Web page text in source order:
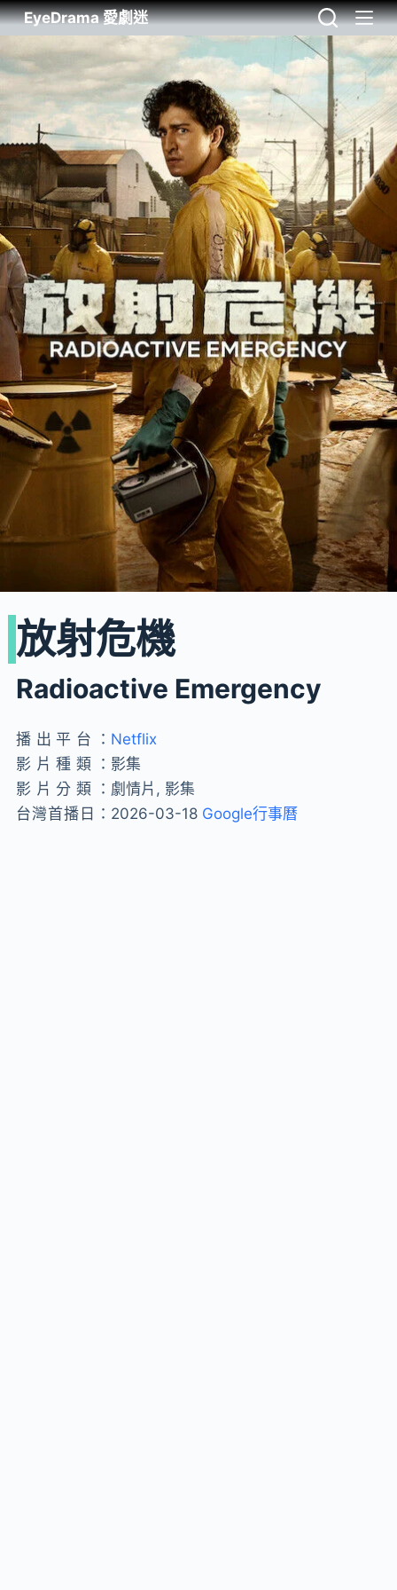
EyeDrama 愛劇迷
放射危機
Radioactive Emergency
播出平台： Netflix
影片種類： 影集
影片分類： 劇情片, 影集
台灣首播日： 2026-03-18 Google行事曆